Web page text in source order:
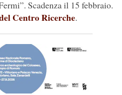
Scadenza il 15 febbraio.
Centro Ricerche.